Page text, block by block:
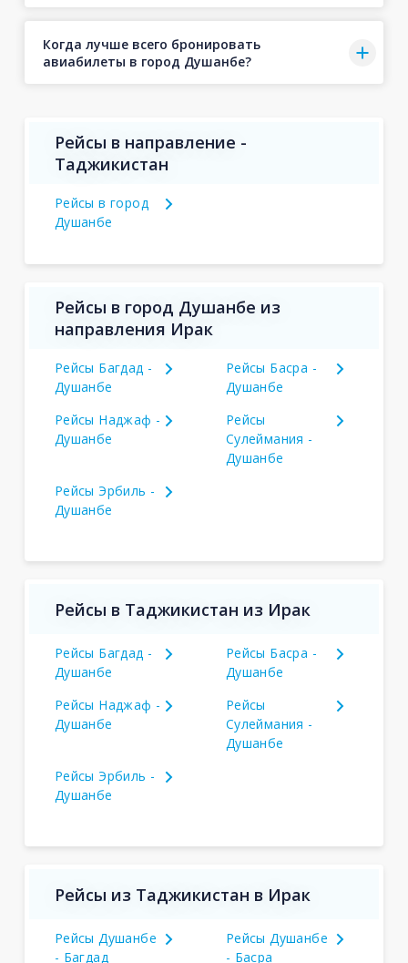
Когда лучше всего бронировать
авиабилеты в город Душанбе?
Рейсы в направление -
Таджикистан
Рейсы в город
Душанбе
Рейсы в город Душанбе из
направления Ирак
Рейсы Багдад -
Душанбе
Рейсы Басра -
Душанбе
Рейсы Наджаф -
Душанбе
Рейсы
Сулеймания -
Душанбе
Рейсы Эрбиль -
Душанбе
Рейсы в Таджикистан из Ирак
Рейсы Багдад -
Душанбе
Рейсы Басра -
Душанбе
Рейсы Наджаф -
Душанбе
Рейсы
Сулеймания -
Душанбе
Рейсы Эрбиль -
Душанбе
Рейсы из Таджикистан в Ирак
Рейсы Душанбе
- Багдад
Рейсы Душанбе
- Басра